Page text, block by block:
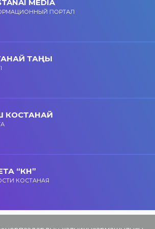
MEDIA
ПОРТАЛ
ТАҢЫ
КОСТАНАЙ
“КН”
КОСТАНАЯ